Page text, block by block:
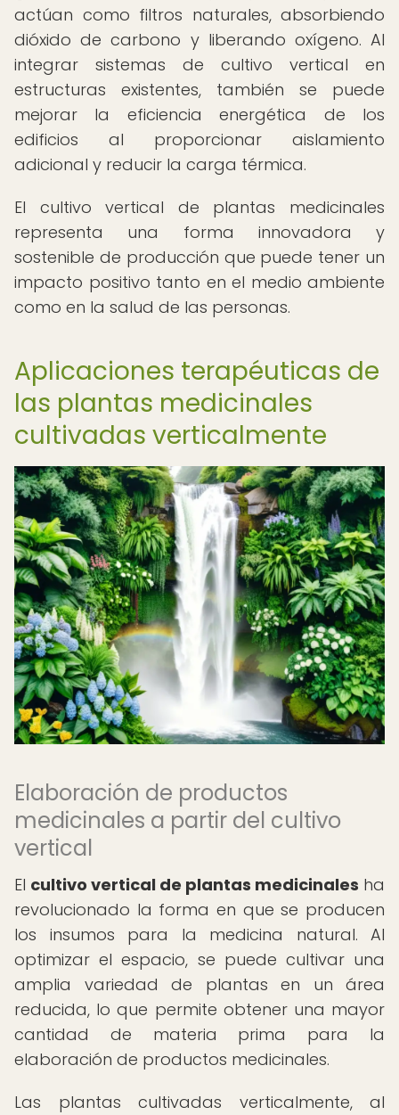
actúan como filtros naturales, absorbiendo
dióxido de carbono y liberando oxígeno. Al
integrar sistemas de cultivo vertical en
estructuras existentes, también se puede
mejorar la eficiencia energética de los
edificios al proporcionar aislamiento
adicional y reducir la carga térmica.
El cultivo vertical de plantas medicinales
representa una forma innovadora y
sostenible de producción que puede tener un
impacto positivo tanto en el medio ambiente
como en la salud de las personas.
Aplicaciones terapéuticas de
las plantas medicinales
cultivadas verticalmente
Elaboración de productos
medicinales a partir del cultivo
vertical
El cultivo vertical de plantas medicinales ha
revolucionado la forma en que se producen
los insumos para la medicina natural. Al
optimizar el espacio, se puede cultivar una
amplia variedad de plantas en un área
reducida, lo que permite obtener una mayor
cantidad de materia prima para la
elaboración de productos medicinales.
Las plantas cultivadas verticalmente, al